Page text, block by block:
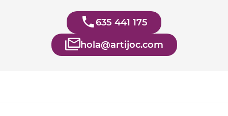
635 441 175
hola@artijoc.com